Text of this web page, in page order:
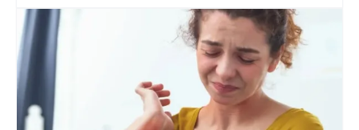
skłonna do problemów, dlatego też nawilżanie staje się
elementarnym działaniem, które warto stosować codziennie.
Produkty na AZS, które oferują efektywne nawilżenie, wspierają
naturalną barierę ochronną skóry, zapobiegając jej dalszemu
uszkodzeniu i podrażnieniu.